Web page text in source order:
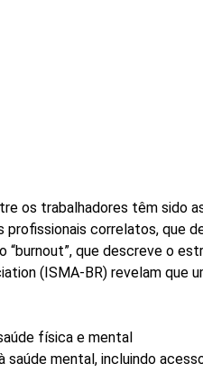
os trabalhadores têm
correlatos, que
“burnout”, que descreve o
(ISMA-BR) revelam que
física e mental
mental, incluindo